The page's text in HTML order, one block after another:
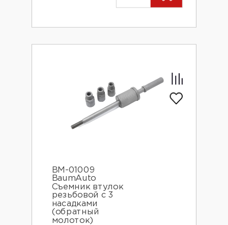
BM-01009
BaumAuto
Съемник втулок
резьбовой с 3
насадками
(обратный
молоток)